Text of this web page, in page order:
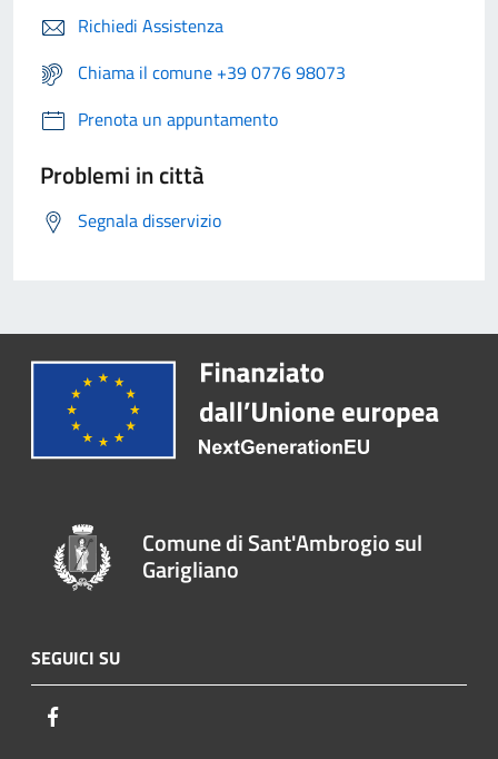
Richiedi Assistenza
Chiama il comune +39 0776 98073
Prenota un appuntamento
Problemi in città
Segnala disservizio
Comune di Sant'Ambrogio sul
Garigliano
SEGUICI SU